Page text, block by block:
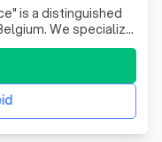
is a distinguished
We specialize
solutions
liberal
and individuals.